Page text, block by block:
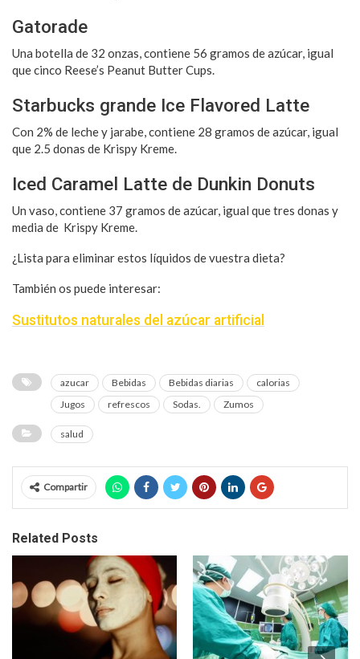
Gatorade
Una botella de 32 onzas, contiene 56 gramos de azúcar, igual
que cinco Reese’s Peanut Butter Cups.
Starbucks grande Ice Flavored Latte
Con 2% de leche y jarabe, contiene 28 gramos de azúcar, igual
que 2.5 donas de Krispy Kreme.
Iced Caramel Latte de Dunkin Donuts
Un vaso, contiene 37 gramos de azúcar, igual que tres donas y
media de Krispy Kreme.
¿Lista para eliminar estos líquidos de vuestra dieta?
También os puede interesar:
Sustitutos naturales del azúcar artificial
azucar Bebidas Bebidas diarias
calorias
Jugos
refrescos Sodas. Zumos
salud
Compartir
Related Posts